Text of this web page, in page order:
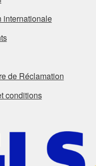
internationale
de Réclamation
conditions